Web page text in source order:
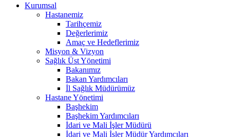
Kurumsal
Hastanemiz
Tarihçemiz
Değerlerimiz
Amaç ve Hedeflerimiz
Misyon & Vizyon
Sağlık Üst Yönetimi
Bakanımız
Bakan Yardımcıları
İl Sağlık Müdürümüz
Hastane Yönetimi
Başhekim
Başhekim Yardımcıları
İdari ve Mali İşler Müdürü
İdari ve Mali İşler Müdür Yardımcıları